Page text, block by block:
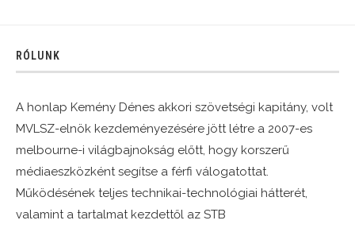
RÓLUNK
A honlap Kemény Dénes akkori szövetségi kapitány, volt
MVLSZ-elnök kezdeményezésére jött létre a 2007-es
melbourne-i világbajnokság előtt, hogy korszerű
médiaeszközként segítse a férfi válogatottat.
Működésének teljes technikai-technológiai hátterét,
valamint a tartalmat kezdettől az STB